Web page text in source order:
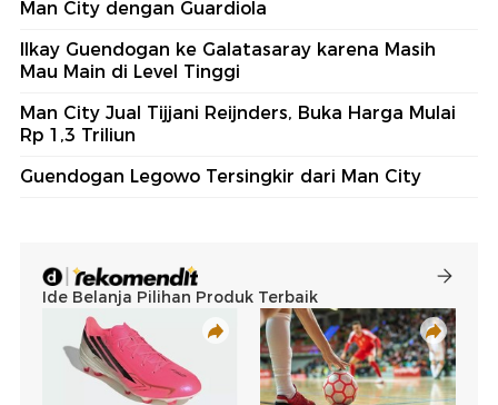
Man City dengan Guardiola
Ilkay Guendogan ke Galatasaray karena Masih
Mau Main di Level Tinggi
Man City Jual Tijjani Reijnders, Buka Harga Mulai
Rp 1,3 Triliun
Guendogan Legowo Tersingkir dari Man City